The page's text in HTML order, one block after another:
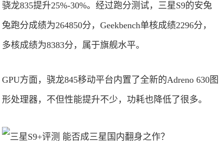
骁龙835提升25%-30%。经过跑分测试，三星S9的安兔
兔跑分成绩为264850分，Geekbench单核成绩2296分，
多核成绩为8383分，属于旗舰水平。
GPU方面，骁龙845移动平台内置了全新的Adreno 630图
形处理器，不但性能提升不少，功耗也降低了很多。